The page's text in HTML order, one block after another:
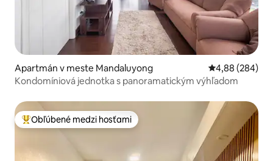
Apartmán v meste Mandaluyong Priemerné
4,88 (284)
Kondomíniová jednotka s panoramatickým výhľadom
Najobľúbenejšie medzi hosťami
Obľúbené medzi hosťami